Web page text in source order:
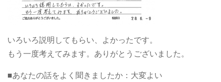
いろいろ説明してもらい、よかったです。
もう一度考えてみます。ありがとうございました。
■あなたの話をよく聞きましたか：大変よい